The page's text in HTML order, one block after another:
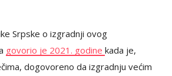
Srpske o izgradnji ovog
govorio je 2021. godine kada je,
dogovoreno da izgradnju većim